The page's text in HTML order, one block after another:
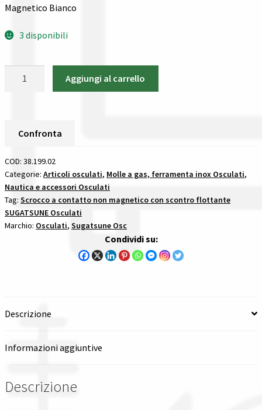
Riepilogo ordine
Tutte le categorie dei prodotti
Wishlist
Magnetico Bianco
3 disponibili
Contatto
Non
Magnetico
Bianco
scrocco
a
contatto
sugatsune
Aggiungi al carrello
Confronta
COD: 38.199.02
Categorie: Articoli osculati, Molle a gas, ferramenta inox Osculati,
Nautica e accessori Osculati
Tag: Scrocco a contatto non magnetico con scontro flottante
SUGATSUNE Osculati
Marchio: Osculati, Sugatsune Osc
Condividi su:
Descrizione
Informazioni aggiuntive
Descrizione